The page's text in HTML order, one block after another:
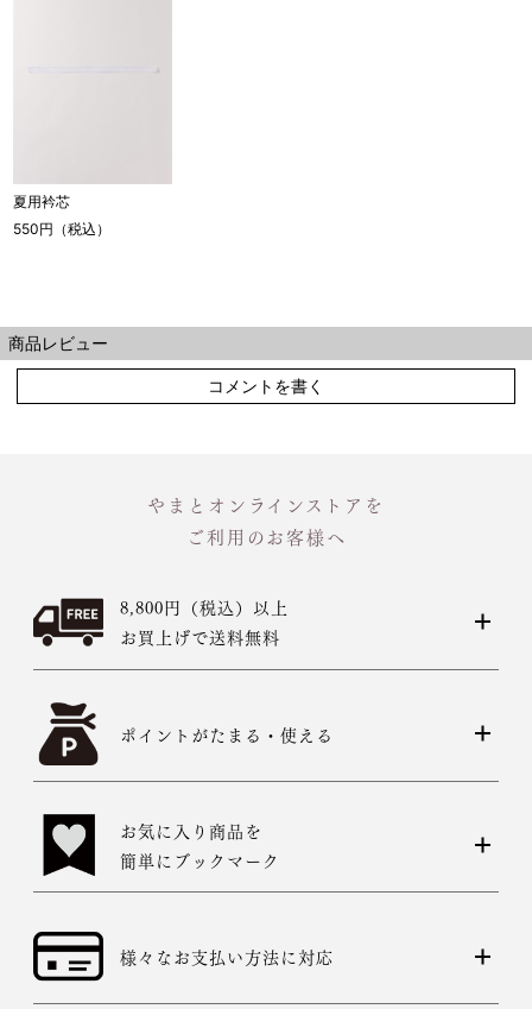
夏用衿芯
550円（税込）
商品レビュー
コメントを書く
やまとオンラインストアを
ご利用のお客様へ
8,800円（税込）以上
お買上げで送料無料
ポイントがたまる・使える
お気に入り商品を
簡単にブックマーク
様々なお支払い方法に対応